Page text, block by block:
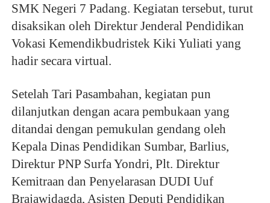
SMK Negeri 7 Padang. Kegiatan tersebut, turut
disaksikan oleh Direktur Jenderal Pendidikan
Vokasi Kemendikbudristek Kiki Yuliati yang
hadir secara virtual.
Setelah Tari Pasambahan, kegiatan pun
dilanjutkan dengan acara pembukaan yang
ditandai dengan pemukulan gendang oleh
Kepala Dinas Pendidikan Sumbar, Barlius,
Direktur PNP Surfa Yondri, Plt. Direktur
Kemitraan dan Penyelarasan DUDI Uuf
Brajawidagda, Asisten Deputi Pendidikan